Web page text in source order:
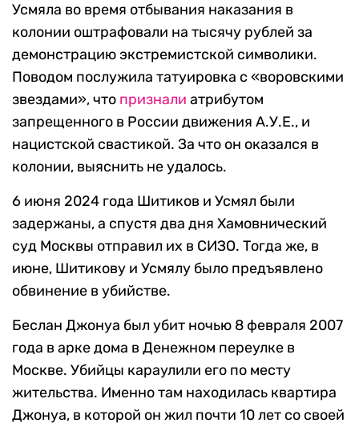
Усмяла во время отбывания наказания в
колонии оштрафовали на тысячу рублей за
демонстрацию экстремистской символики.
Поводом послужила татуировка с «воровскими
звездами», что признали атрибутом
запрещенного в России движения А.У.Е., и
нацистской свастикой. За что он оказался в
колонии, выяснить не удалось.
6 июня 2024 года Шитиков и Усмял были
задержаны, а спустя два дня Хамовнический
суд Москвы отправил их в СИЗО. Тогда же, в
июне, Шитикову и Усмялу было предъявлено
обвинение в убийстве.
Беслан Джонуа был убит ночью 8 февраля 2007
года в арке дома в Денежном переулке в
Москве. Убийцы караулили его по месту
жительства. Именно там находилась квартира
Джонуа, в которой он жил почти 10 лет со своей